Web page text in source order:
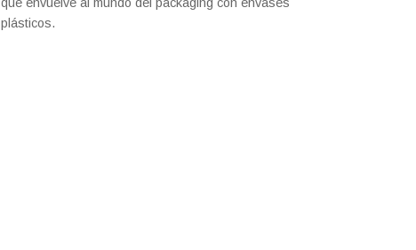
plásticos.